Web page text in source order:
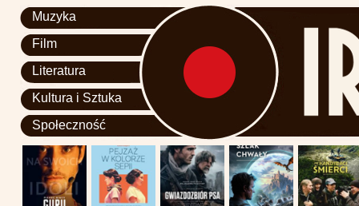
Muzyka
Film
Literatura
Kultura i Sztuka
Społeczność